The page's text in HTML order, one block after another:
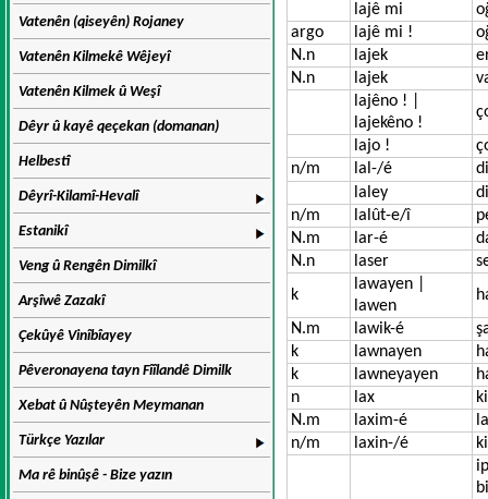
Vatenên (qiseyên) Rojaney
Vatenên Kilmekê Wêjeyî
Vatenên Kilmek û Weşî
Dêyr û kayê qeçekan (domanan)
Helbestî
Dêyrî-Kilamî-Hevalî
Estanikî
Veng û Rengên Dimilkî
Arşîwê Zazakî
Çekûyê Vinîbîayey
Pêveronayena tayn Fîîlandê Dimilk
Xebat û Nûşteyên Meymanan
Türkçe Yazılar
Ma rê binûşê - Bize yazın
lajê mi
argo
lajê mi !
N.n
lajek
N.n
lajek
lajêno ! |
lajekêno !
lajo !
n/m
lal-/é
laley
n/m
lalût-e/î
N.m
lar-é
N.n
laser
k
lawayen |
lawen
N.m
lawik-é
k
lawnayen
k
lawneyayen
n
lax
N.m
laxim-é
n/m
laxin-/é